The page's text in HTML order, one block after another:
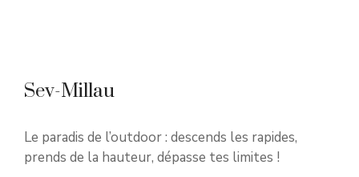
Sev-Millau
Le paradis de l’outdoor : descends les rapides,
prends de la hauteur, dépasse tes limites !